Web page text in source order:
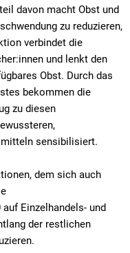
davon macht Obst und
zu reduzieren,
verbindet die
und lenkt den
Obst. Durch das
bekommen die
zu diesen
sensibilisiert.
dem sich auch
Einzelhandels- und
der restlichen